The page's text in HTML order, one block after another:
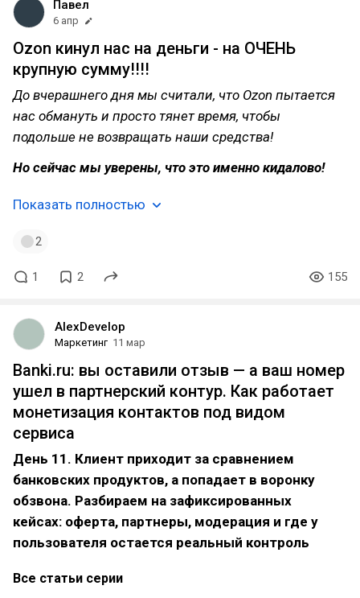
Павел
6 апр
Ozon кинул нас на деньги - на ОЧЕНЬ
крупную сумму!!!!
До вчерашнего дня мы считали, что Ozon пытается
нас обмануть и просто тянет время, чтобы
подольше не возвращать наши средства!
Но сейчас мы уверены, что это именно кидалово!
Показать полностью
2
1 2 155
AlexDevelop
Маркетинг 11 мар
Banki.ru: вы оставили отзыв — а ваш номер
ушел в партнерский контур. Как работает
монетизация контактов под видом
сервиса
День 11. Клиент приходит за сравнением
банковских продуктов, а попадает в воронку
обзвона. Разбираем на зафиксированных
кейсах: оферта, партнеры, модерация и где у
пользователя остается реальный контроль
Все статьи серии